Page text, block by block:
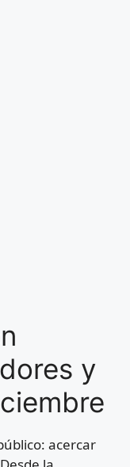
y
acercar